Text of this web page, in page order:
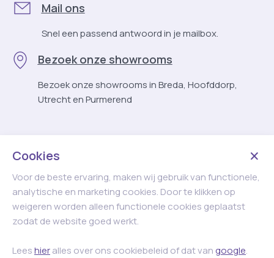
Mail ons
Snel een passend antwoord in je mailbox.
Bezoek onze showrooms
Bezoek onze showrooms in Breda, Hoofddorp,
Utrecht en Purmerend
Cookies
Voor de beste ervaring, maken wij gebruik van functionele,
analytische en marketing cookies. Door te klikken op
weigeren worden alleen functionele cookies geplaatst
zodat de website goed werkt.
Leeshieralles over ons cookiebeleid of dat van google.